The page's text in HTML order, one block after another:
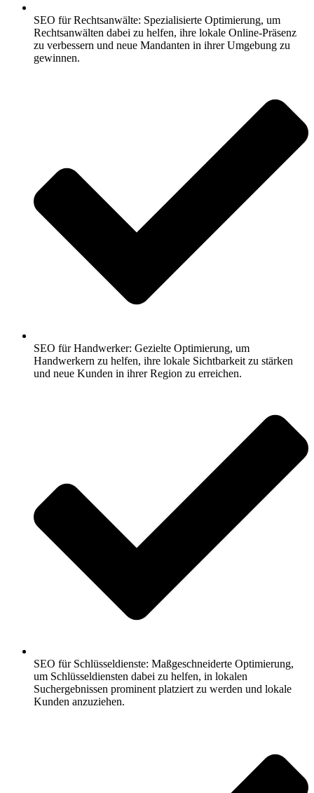
SEO für Rechtsanwälte: Spezialisierte Optimierung, um
Rechtsanwälten dabei zu helfen, ihre lokale Online-Präsenz
zu verbessern und neue Mandanten in ihrer Umgebung zu
gewinnen.
SEO für Handwerker: Gezielte Optimierung, um
Handwerkern zu helfen, ihre lokale Sichtbarkeit zu stärken
und neue Kunden in ihrer Region zu erreichen.
SEO für Schlüsseldienste: Maßgeschneiderte Optimierung,
um Schlüsseldiensten dabei zu helfen, in lokalen
Suchergebnissen prominent platziert zu werden und lokale
Kunden anzuziehen.